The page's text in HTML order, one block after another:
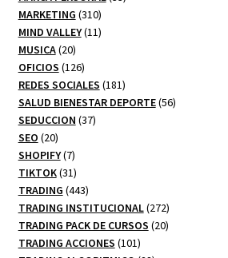
MARKETING 310310
productos
MIND VALLEY 1111
MUSICA 2020
productos
OFICIOS 126126
productos
REDES SOCIALES 181181
productos
SALUD BIENESTAR DEPORTE 5656
SEDUCCION 3737
SEO 2020
productos
SHOPIFY 77
productos
TIKTOK 3131
productos
TRADING 443443
productos
TRADING INSTITUCIONAL 272272
productos
TRADING PACK DE CURSOS 2020
TRADING ACCIONES 101101